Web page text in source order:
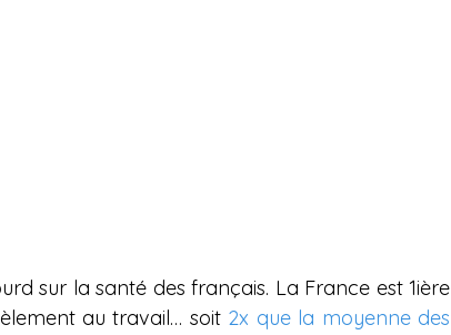
sur la santé des français. La France est 1ière
au travail… soit 2x que la moyenne des